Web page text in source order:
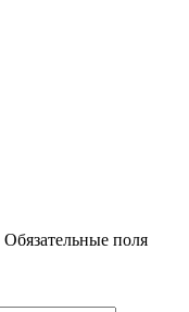
Обязательные поля